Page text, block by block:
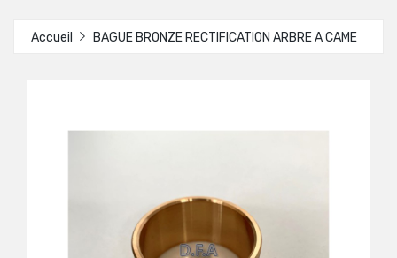
Accueil BAGUE BRONZE RECTIFICATION ARBRE A CAME